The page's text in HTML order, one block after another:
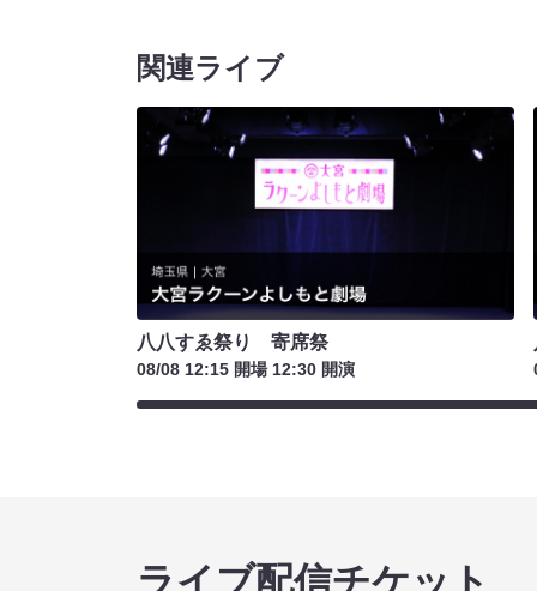
関連ライブ
八八すゑ祭り 寄席祭
08/08 12:15 開場 12:30 開演
ライブ配信チケット